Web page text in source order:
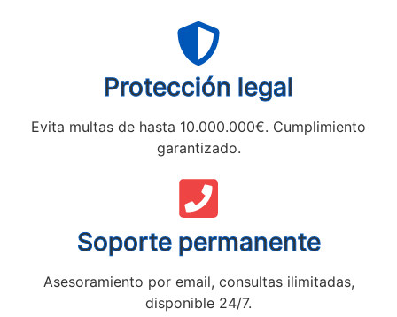
Protección legal
Evita multas de hasta 10.000.000€. Cumplimiento
garantizado.
Soporte permanente
Asesoramiento por email, consultas ilimitadas,
disponible 24/7.